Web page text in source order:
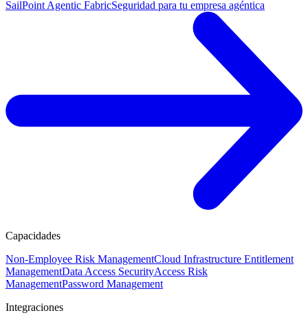
SailPoint Agentic FabricSeguridad para tu empresa agéntica
Capacidades
Non-Employee Risk ManagementCloud Infrastructure Entitlement
ManagementData Access SecurityAccess Risk
ManagementPassword Management
Integraciones